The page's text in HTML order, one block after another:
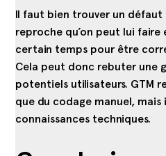
Il faut bien trouver un
reproche qu’on peut lui faire
certain temps pour être
Cela peut donc rebuter une
potentiels utilisateurs. GTM
que du codage manuel,
connaissances techniques.